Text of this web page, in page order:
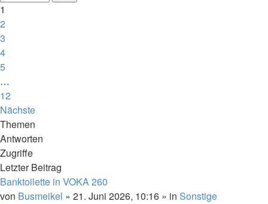
1
2
3
4
5
…
12
Nächste
Themen
Antworten
Zugriffe
Letzter Beitrag
Banktoilette in VOKA 260
von Busmeikel » 21. Juni 2026, 10:16 » in Sonstige